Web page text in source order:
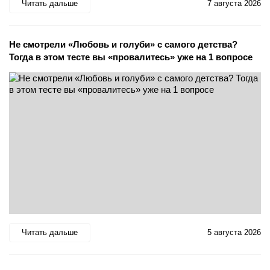
Читать дальше 7 августа 2026
Не смотрели «Любовь и голуби» с самого детства?
Тогда в этом тесте вы «провалитесь» уже на 1 вопросе
Читать дальше 5 августа 2026